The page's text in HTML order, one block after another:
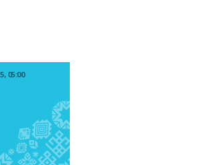
05:00